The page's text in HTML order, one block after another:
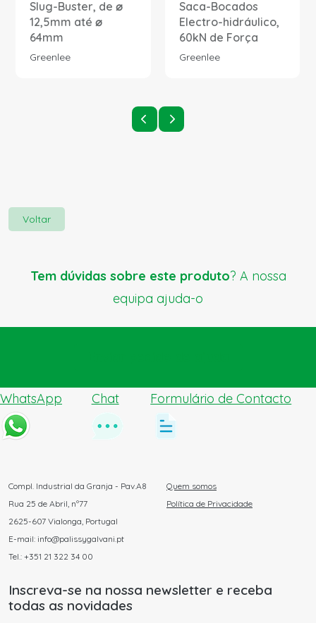
Slug-Buster, de ⌀
12,5mm até ⌀
64mm
Greenlee
Saca-Bocados
Electro-hidráulico,
60kN de Força
Greenlee
Voltar
Tem dúvidas sobre este produto? A nossa
equipa ajuda-o
WhatsApp Chat Formulário de Contacto
Compl. Industrial da Granja - Pav.A8
Rua 25 de Abril, nº77
2625-607 Vialonga, Portugal
E-mail: info@palissygalvani.pt
Tel.: +351 21 322 34 00
Quem somos
Política de Privacidade
Inscreva-se na nossa newsletter e receba
todas as novidades